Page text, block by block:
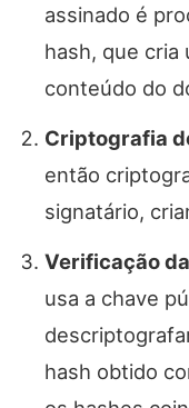
assinado é
hash, que cria
conteúdo do
Criptografia
então
signatário,
Verificação
usa a chave
hash obtido